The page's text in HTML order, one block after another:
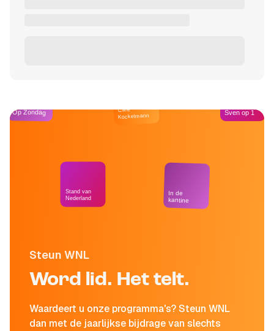
Steun WNL
Word lid. Het telt.
Waardeert u onze programma's? Steun WNL
dan met de jaarlijkse bijdrage van slechts
Op Zondag
Stand van
Nederland
Café
Kockelmann
In de
kantine
Sven op 1